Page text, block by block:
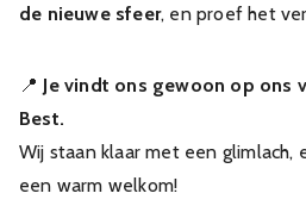
de nieuwe sfeer, en proef het
📍 Je vindt ons gewoon op ons
Best.
Wij staan klaar met een glimlach,
een warm welkom!